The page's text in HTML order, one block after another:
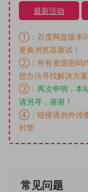
最新活动
①：百度网盘版本
更换浏览器重试！
②：所有资源密码
想办法寻找解决方
③： 再次申明，本
请另寻，谢谢！
④：链接请勿外传
封禁
常见问题